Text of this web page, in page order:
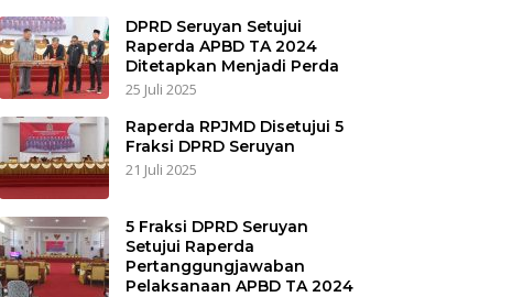
DPRD Seruyan Setujui
Raperda APBD TA 2024
Ditetapkan Menjadi Perda
25 Juli 2025
Raperda RPJMD Disetujui 5
Fraksi DPRD Seruyan
21 Juli 2025
5 Fraksi DPRD Seruyan
Setujui Raperda
Pertanggungjawaban
Pelaksanaan APBD TA 2024